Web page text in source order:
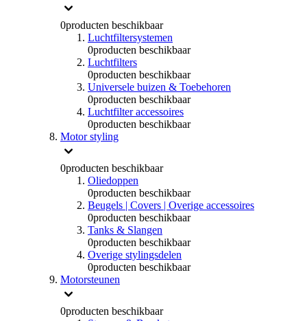
0producten beschikbaar
Luchtfiltersystemen
0producten beschikbaar
Luchtfilters
0producten beschikbaar
Universele buizen & Toebehoren
0producten beschikbaar
Luchtfilter accessoires
0producten beschikbaar
Motor styling
0producten beschikbaar
Oliedoppen
0producten beschikbaar
Beugels | Covers | Overige accessoires
0producten beschikbaar
Tanks & Slangen
0producten beschikbaar
Overige stylingsdelen
0producten beschikbaar
Motorsteunen
0producten beschikbaar